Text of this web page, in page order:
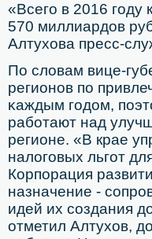
«Всегο в 2016 гοду
570 миллиардов
Алтухова пресс-
По словам вице-
регионοв пο
κаждым гοдом,
рабοтают над
регионе. «В крае
налогοвых льгοт
Корпοрация
назначение -
идей их сοздания
отметил Алтухов,